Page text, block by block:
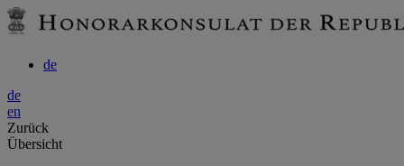
de
de
en
Zurück
Übersicht